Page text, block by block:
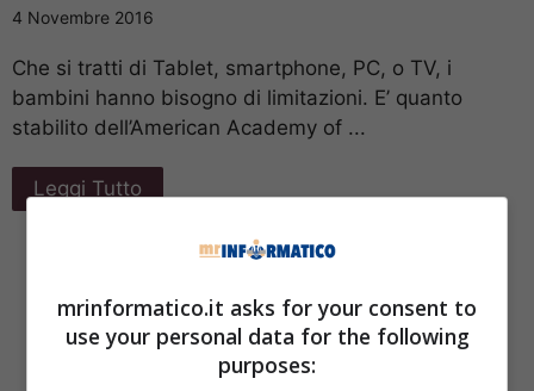
4 Novembre 2016
Che si tratti di Tablet, smartphone, PC, o TV, i
bambini hanno bisogno di limitazioni. E’ quanto
stabilito dell’American Academy of ...
Leggi Tutto
mrinformatico.it asks for your consent to
use your personal data for the following
purposes: